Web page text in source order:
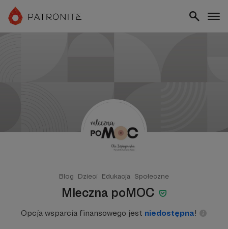
Blog Dzieci Edukacja Społeczne
Mleczna poMOC
Opcja wsparcia finansowego jest niedostępna!